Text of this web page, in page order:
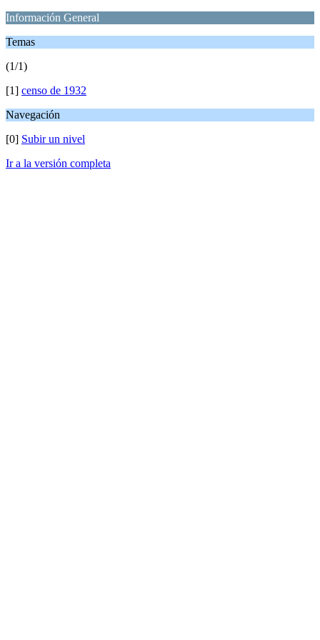
Información General
Temas
(1/1)
[1] censo de 1932
Navegación
[0] Subir un nivel
Ir a la versión completa